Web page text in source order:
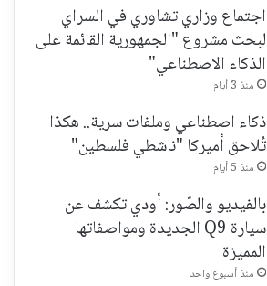
اجتماع وزاري تشاوري في السراي
لبحث مشروع "الجمهورية القائمة على
الذكاء الاصطناعي"
منذ 3 أيام
ذكاء اصطناعي وملفات سرية.. هكذا
تُلاحق أميركا "ناشطي فلسطين"
منذ 5 أيام
بالفيديو والصّور: أودي تكشف عن
سيارة Q9 الجديدة ومواصفاتها
المميزة
منذ أسبوع واحد